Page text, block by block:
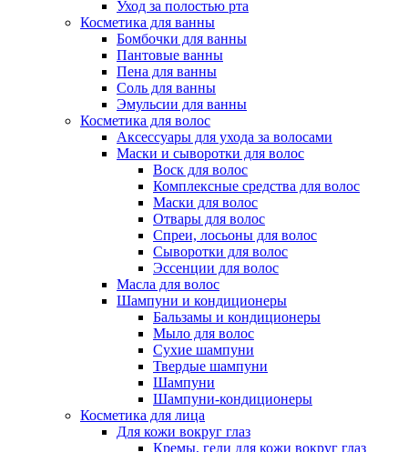
Уход за полостью рта
Косметика для ванны
Бомбочки для ванны
Пантовые ванны
Пена для ванны
Соль для ванны
Эмульсии для ванны
Косметика для волос
Аксессуары для ухода за волосами
Маски и сыворотки для волос
Воск для волос
Комплексные средства для волос
Маски для волос
Отвары для волос
Спреи, лосьоны для волос
Сыворотки для волос
Эссенции для волос
Масла для волос
Шампуни и кондиционеры
Бальзамы и кондиционеры
Мыло для волос
Сухие шампуни
Твердые шампуни
Шампуни
Шампуни-кондиционеры
Косметика для лица
Для кожи вокруг глаз
Кремы, гели для кожи вокруг глаз